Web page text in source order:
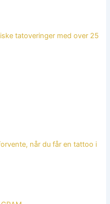
tatoveringer med over 25
når du får en tattoo i